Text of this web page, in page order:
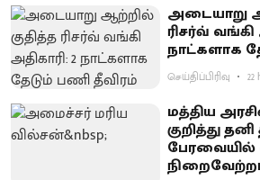
அடையாறு
ரிசர்வ் வங்கி
நாட்களாக
செய்திப்பிரிவு
மத்திய
குறித்து
பேரவையில்